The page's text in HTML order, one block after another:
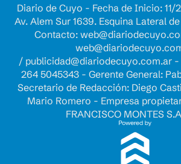
Diario de Cuyo - Fecha de Inicio:
Av. Alem Sur 1639. Esquina Lateral
Contacto:
/ publicidad@diariodecuyo.com.ar-
264 5045343 - Gerente General:
Secretario de Redacción: Diego
Mario Romero - Empresa
FRANCISCO MONTES